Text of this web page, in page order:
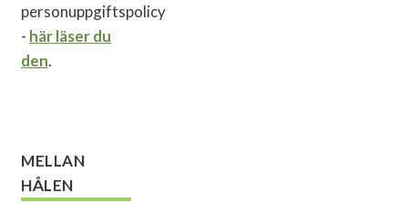
personuppgiftspolicy
- här läser du
den.
MELLAN
HÅLEN